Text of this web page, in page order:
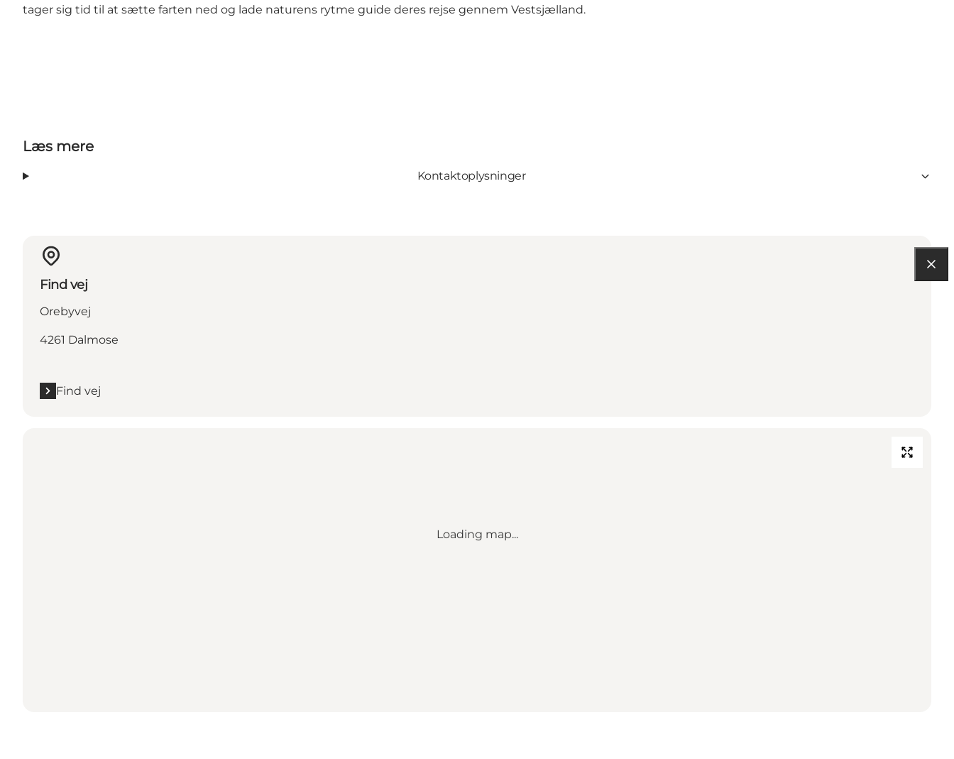
tager sig tid til at sætte farten ned og lade naturens rytme guide deres rejse gennem Vestsjælland.
Læs mere
Kontaktoplysninger
Find vej
Orebyvej
4261 Dalmose
Find vej
Loading map...